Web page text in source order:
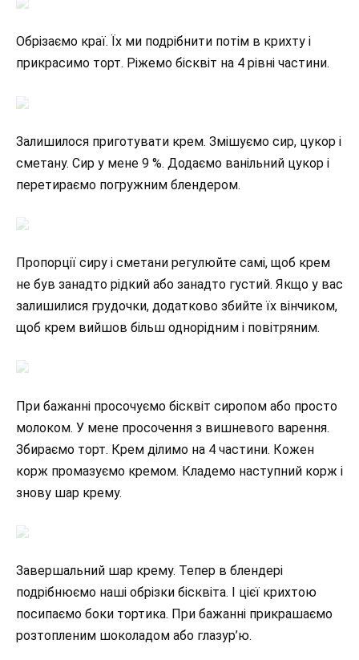
Обрізаємо краї. Їх ми подрібнити потім в крихту і
прикрасимо торт. Ріжемо бісквіт на 4 рівні частини.
Залишилося приготувати крем. Змішуємо сир, цукор і
сметану. Сир у мене 9 %. Додаємо ванільний цукор і
перетираємо погружним блендером.
Пропорції сиру і сметани регулюйте самі, щоб крем
не був занадто рідкий або занадто густий. Якщо у вас
залишилися грудочки, додатково збийте їх вінчиком,
щоб крем вийшов більш однорідним і повітряним.
При бажанні просочуємо бісквіт сиропом або просто
молоком. У мене просочення з вишневого варення.
Збираємо торт. Крем ділимо на 4 частини. Кожен
корж промазуємо кремом. Кладемо наступний корж і
знову шар крему.
Завершальний шар крему. Тепер в блендері
подрібнюємо наші обрізки бісквіта. І цієї крихтою
посипаємо боки тортика. При бажанні прикрашаємо
розтопленим шоколадом або глазур’ю.